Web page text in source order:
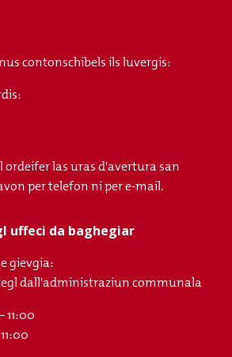
contonschibels ils luvergis:
ordeifer las uras d'avertura san
per telefon ni per e-mail.
uffeci da baghegiar
gievgia:
dall'administraziun communala